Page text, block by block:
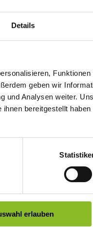
Details
geben wir
und Analysen weiter.
bereitgestellt
erlauben